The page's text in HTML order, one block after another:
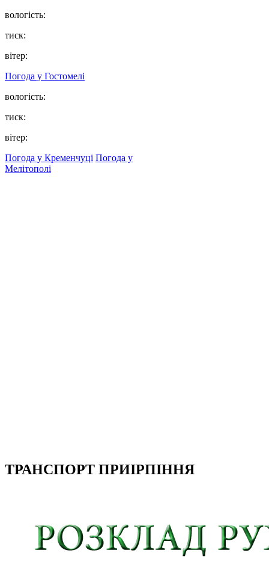
вологість:
тиск:
вітер:
Погода у Гостомелі
вологість:
тиск:
вітер:
Погода у Кременчуці Погода у
Мелітополі
ТРАНСПОРТ ПРИІРПІННЯ